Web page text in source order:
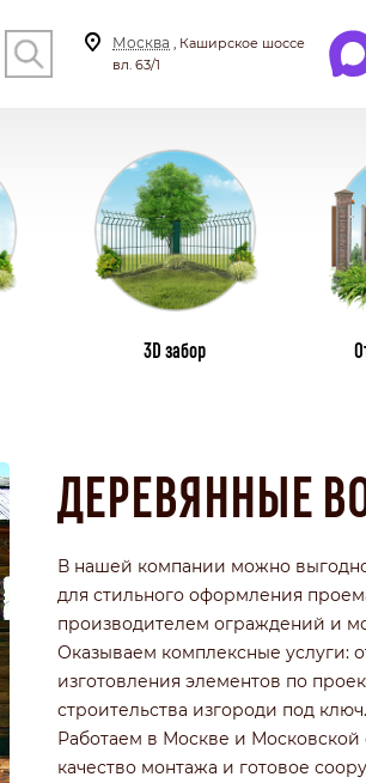
СЕКЦИОННЫЙ
С КАЛИТКОЙ И ВОРОТАМИ
КИРПИЧНЫЕ ЗАБОРЫ
ДЕРЕВЯННЫЕ ЗАБОРЫ
ШАХМАТКА
ВИНТОВЫЕ СВАИ
Москва , Каширское шоссе
вл. 63/1
3D забор
ДЕРЕВЯННЫЕ
В нашей компании можно
для стильного оформления
производителем ограждений и
Оказываем комплексные услуги:
изготовления элементов по
строительства изгороди под ключ.
Работаем в Москве и
качество монтажа и готовое